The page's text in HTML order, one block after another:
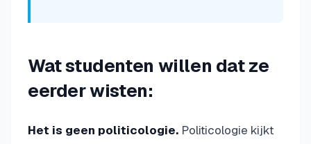
Wat studenten willen dat ze
eerder wisten:
Het is geen politicologie. Politicologie kijkt